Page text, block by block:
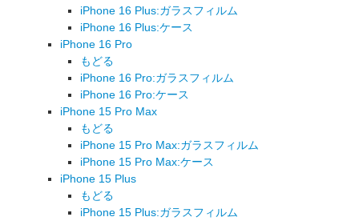
iPhone 16 Plus:ガラスフィルム
iPhone 16 Plus:ケース
iPhone 16 Pro
もどる
iPhone 16 Pro:ガラスフィルム
iPhone 16 Pro:ケース
iPhone 15 Pro Max
もどる
iPhone 15 Pro Max:ガラスフィルム
iPhone 15 Pro Max:ケース
iPhone 15 Plus
もどる
iPhone 15 Plus:ガラスフィルム